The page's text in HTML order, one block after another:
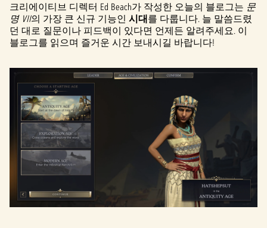
크리에이티브 디렉터 Ed Beach가 작성한 오늘의 블로그는 문
명 VII의 가장 큰 신규 기능인 시대를 다룹니다. 늘 말씀드렸
던 대로 질문이나 피드백이 있다면 언제든 알려주세요. 이
블로그를 읽으며 즐거운 시간 보내시길 바랍니다!